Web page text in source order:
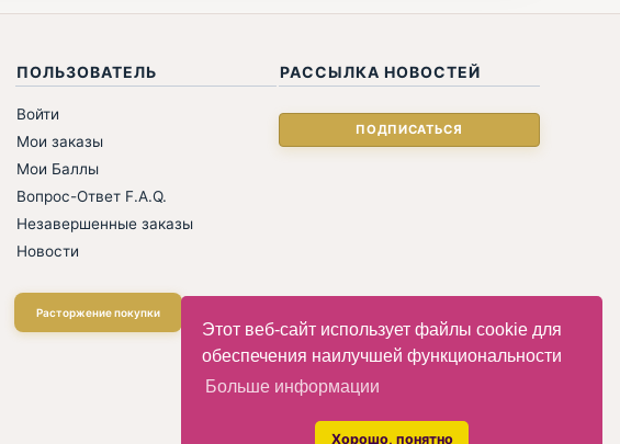
Этот веб-сайт использует файлы cookie для
обеспечения наилучшей функциональности
Больше информации
Хорошо, понятно
ПОЛЬЗОВАТЕЛЬ
Войти
Мои заказы
Мои Баллы
Вопрос-Ответ F.A.Q.
Незавершенные заказы
Новости
Расторжение покупки
РАССЫЛКА НОВОСТЕЙ